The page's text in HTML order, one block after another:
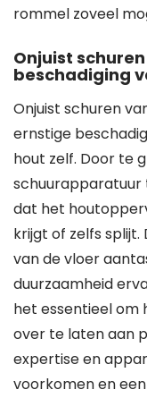
rommel zoveel
Onjuist
beschadiging
Onjuist schuren
ernstige
hout zelf. Door te
schuurapparatuur
dat het
krijgt of zelfs
van de vloer
duurzaamheid
het essentieel om
over te laten aan
expertise en
voorkomen en